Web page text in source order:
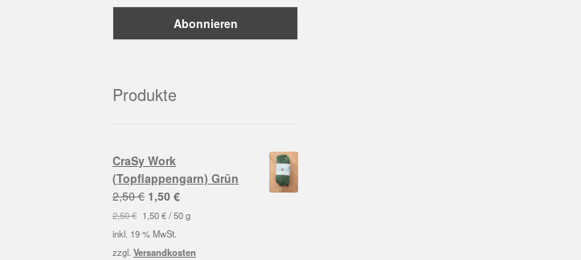
Produkte
CraSy Work
(Topflappengarn) Grün
2,50€ Ursprünglicher
Preis
war:
2,50 €
1,50€Aktueller
Preis
1,50 €.
2,50€ 1,50€/50 g
inkl. 19 % MwSt.
zzgl.Versandkosten